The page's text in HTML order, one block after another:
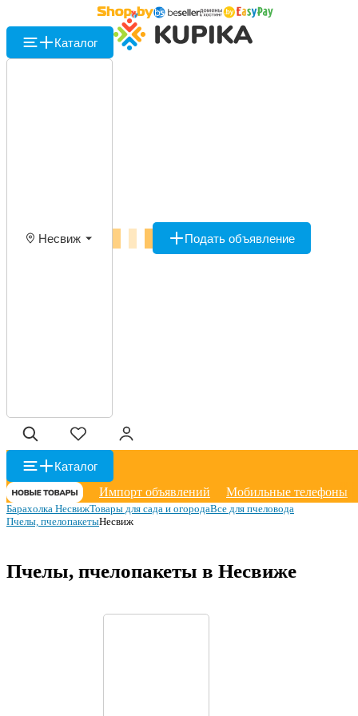
Каталог
Несвиж Подать объявление
Каталог
Импорт объявлений
Мобильные телефоны
Барахолка НесвижТовары для сада и огородаВсе для пчеловода
Пчелы, пчелопакетыНесвиж
Пчелы, пчелопакеты в Несвиже